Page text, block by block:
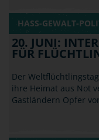
HASS-GEWALT-
20. JUNI:
FÜR
Der
ihre Heimat aus Not
Gastländern Opfer